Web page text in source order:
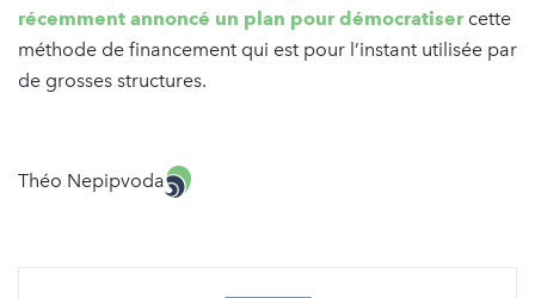
récemment annoncé un plan pour démocratisercette
méthode de financement qui est pour l’instant utilisée par
de grosses structures.
Théo Nepipvoda